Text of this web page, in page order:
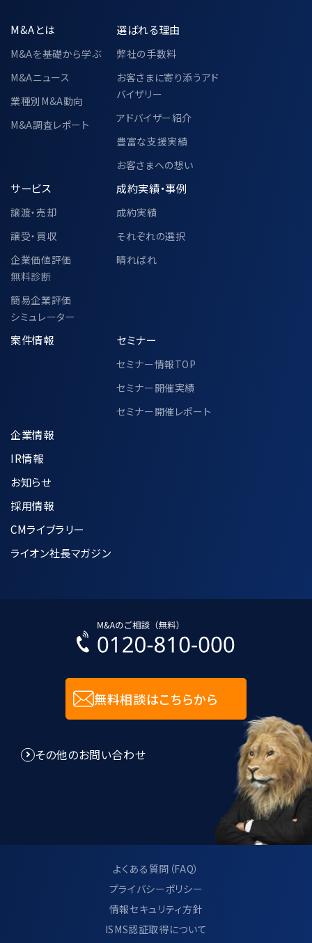
M&Aとは
M&Aを基礎から学ぶ
M&Aニュース
業種別M&A動向
M&A調査レポート
選ばれる理由
弊社の手数料
お客さまに寄り添うアド
バイザリー
アドバイザー紹介
豊富な支援実績
お客さまへの想い
サービス
譲渡・売却
譲受・買収
企業価値評価
無料診断
簡易企業評価
シミュレーター
成約実績・事例
成約実績
それぞれの選択
晴ればれ
案件情報 セミナー
セミナー情報TOP
セミナー開催実績
セミナー開催レポート
企業情報
IR情報
お知らせ
採用情報
CMライブラリー
ライオン社長マガジン
無料相談はこちらから
その他のお問い合わせ
よくある質問（FAQ）
プライバシーポリシー
情報セキュリティ方針
ISMS認証取得について